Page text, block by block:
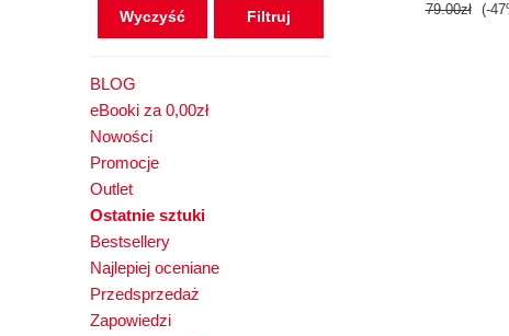
Wyczyść
BLOG
eBooki za 0,00zł
Nowości
Promocje
Outlet
Ostatnie sztuki
Bestsellery
Najlepiej oceniane
Przedsprzedaż
Zapowiedzi
79.00zł (-